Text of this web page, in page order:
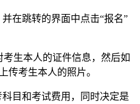
在跳转的界面中点击“报名”
生本人的证件信息，然后如
传考生本人的照片。
目和考试费用，同时决定是